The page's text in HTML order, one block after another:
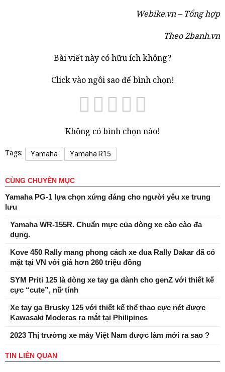
Webike.vn – Tổng hợp
Theo 2banh.vn
Bài viết này có hữu ích không?
Click vào ngôi sao để bình chọn!
Không có bình chọn nào!
Tags: Yamaha Yamaha R15
CÙNG CHUYÊN MỤC
Yamaha PG-1 lựa chọn xứng đáng cho người yêu xe trung
lưu
Yamaha WR-155R. Chuẩn mực của dòng xe cào cào đa
dụng.
Kove 450 Rally mang phong cách xe đua Rally Dakar đã có
mặt tại VN với giá hơn 260 triệu đồng
SYM Priti 125 là dòng xe tay ga dành cho genZ với thiết kế
cực “cute”, nữ tính
Xe tay ga Brusky 125 với thiết kế thể thao cực nét được
Kawasaki Moderas ra mắt tại Philipines
2023 Thị trường xe máy Việt Nam được làm mới ra sao ?
TIN LIÊN QUAN